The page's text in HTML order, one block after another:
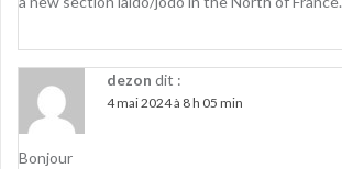
dezon dit :
4 mai 2024 à 8 h 05 min
Bonjour